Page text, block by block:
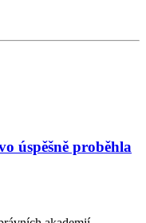
úspěšně proběhla